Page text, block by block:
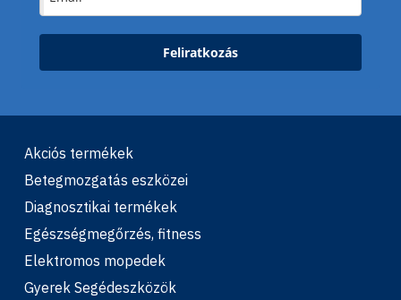
Feliratkozás
Akciós termékek
Betegmozgatás eszközei
Diagnosztikai termékek
Egészségmegőrzés, fitness
Elektromos mopedek
Gyerek Segédeszközök